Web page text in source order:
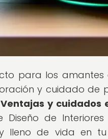
para los
y cuidado de
y cuidados
de
lleno de vida en